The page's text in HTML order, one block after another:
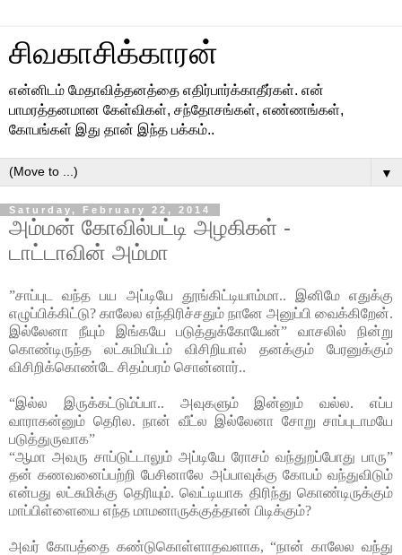
சிவகாசிக்காரன்
என்னிடம் மேதாவித்தனத்தை எதிர்பார்க்காதீர்கள். என்
பாமரத்தனமான கேள்விகள், சந்தோசங்கள், எண்ணங்கள்,
கோபங்கள் இது தான் இந்த பக்கம்..
▼
Saturday, February 22, 2014
அம்மன் கோவில்பட்டி அழகிகள் -
டாட்டாவின் அம்மா
”சாப்புட வந்த பய அப்டியே தூங்கிட்டியாம்மா.. இனிமே எதுக்கு
எழுப்பிக்கிட்டு? காலேல எந்திரிச்சதும் நானே அனுப்பி வைக்கிறேன்.
இல்லேனா நீயும் இங்கயே படுத்துக்கோயேன்” வாசலில் நின்று
கொண்டிருந்த லட்சுமியிடம் விசிறியால் தனக்கும் பேரனுக்கும்
விசிறிக்கொண்டே சிதம்பரம் சொன்னார்..
“இல்ல இருக்கட்டும்ப்பா.. அவுகளும் இன்னும் வல்ல. எப்ப
வாராகன்னும் தெரில. நான் வீட்ல இல்லேனா சோறு சாப்புடாமயே
படுத்துருவாக”
“ஆமா அவரு சாப்டுட்டாலும் அப்டியே ரோசம் வந்துறப்போது பாரு”
தன் கணவனைப்பற்றி பேசினாலே அப்பாவுக்கு கோபம் வந்துவிடும்
என்பது லட்சுமிக்கு தெரியும். வெட்டியாக திரிந்து கொண்டிருக்கும்
மாப்பிள்ளையை எந்த மாமனாருக்குத்தான் பிடிக்கும்?
அவர் கோபத்தை கண்டுகொள்ளாதவளாக, “நான் காலேல வந்து